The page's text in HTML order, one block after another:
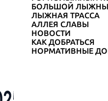
БОЛЬШОЙ
ЛЫЖНАЯ ТРАССА
АЛЛЕЯ СЛАВЫ
НОВОСТИ
КАК ДОБРАТЬСЯ
НОРМАТИВНЫЕ